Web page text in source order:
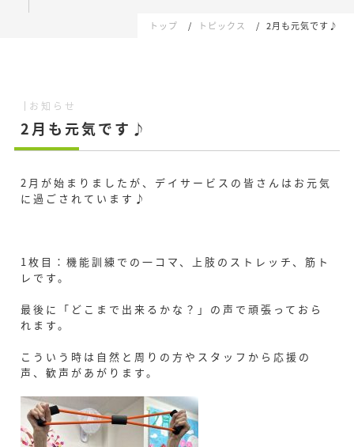
トップ トピックス 2月も元気です♪
お知らせ
2月も元気です♪
2月が始まりましたが、デイサービスの皆さんはお元気
に過ごされています♪
1枚目：機能訓練での一コマ、上肢のストレッチ、筋ト
レです。
最後に「どこまで出来るかな？」の声で頑張っておら
れます。
こういう時は自然と周りの方やスタッフから応援の
声、歓声があがります。